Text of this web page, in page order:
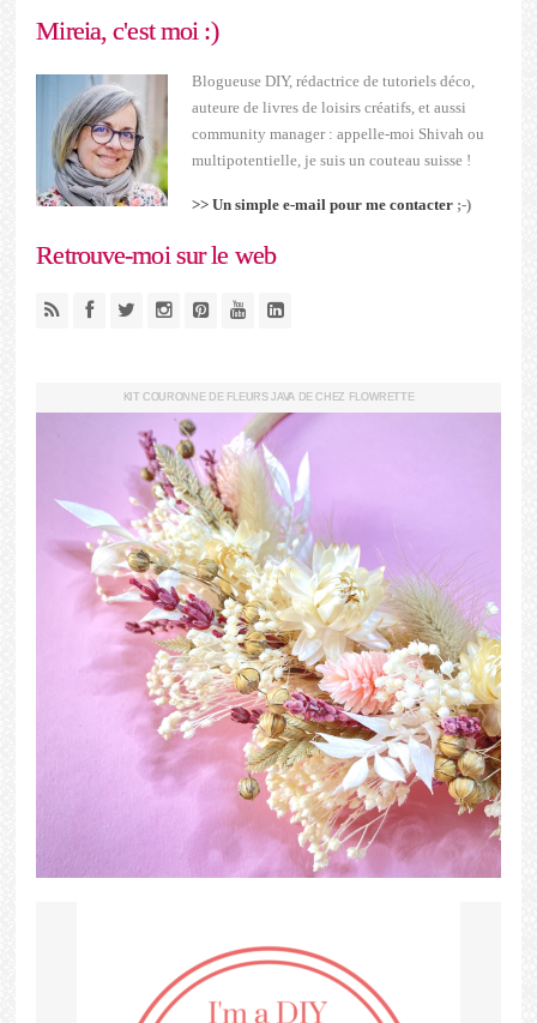
Mireia, c'est moi :)
Blogueuse DIY, rédactrice de tutoriels déco,
auteure de livres de loisirs créatifs, et aussi
community manager : appelle-moi Shivah ou
multipotentielle, je suis un couteau suisse !
>> Un simple e-mail pour me contacter ;-)
Retrouve-moi sur le web
KIT COURONNE DE FLEURS JAVA DE CHEZ FLOWRETTE